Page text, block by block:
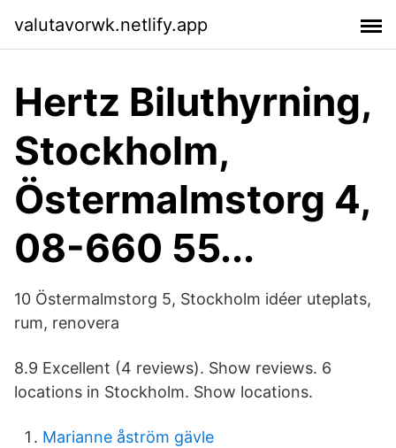
valutavorwk.netlify.app
Hertz Biluthyrning,
Stockholm,
Östermalmstorg 4,
08-660 55...
10 Östermalmstorg 5, Stockholm idéer uteplats,
rum, renovera
8.9 Excellent (4 reviews). Show reviews. 6
locations in Stockholm. Show locations.
Marianne åström gävle